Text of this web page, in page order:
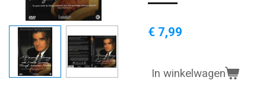
€ 7,99
In winkelwagen